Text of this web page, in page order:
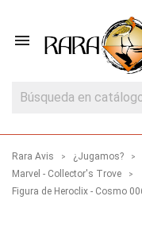

Rara Avis ¿Jugamos?
Marvel - Collector's Trove
Figura de Heroclix - Cosmo